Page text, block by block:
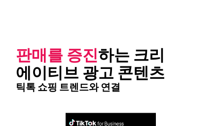
판매를 증진하는 크리
에이티브 광고 콘텐츠
틱톡 쇼핑 트렌드와 연결